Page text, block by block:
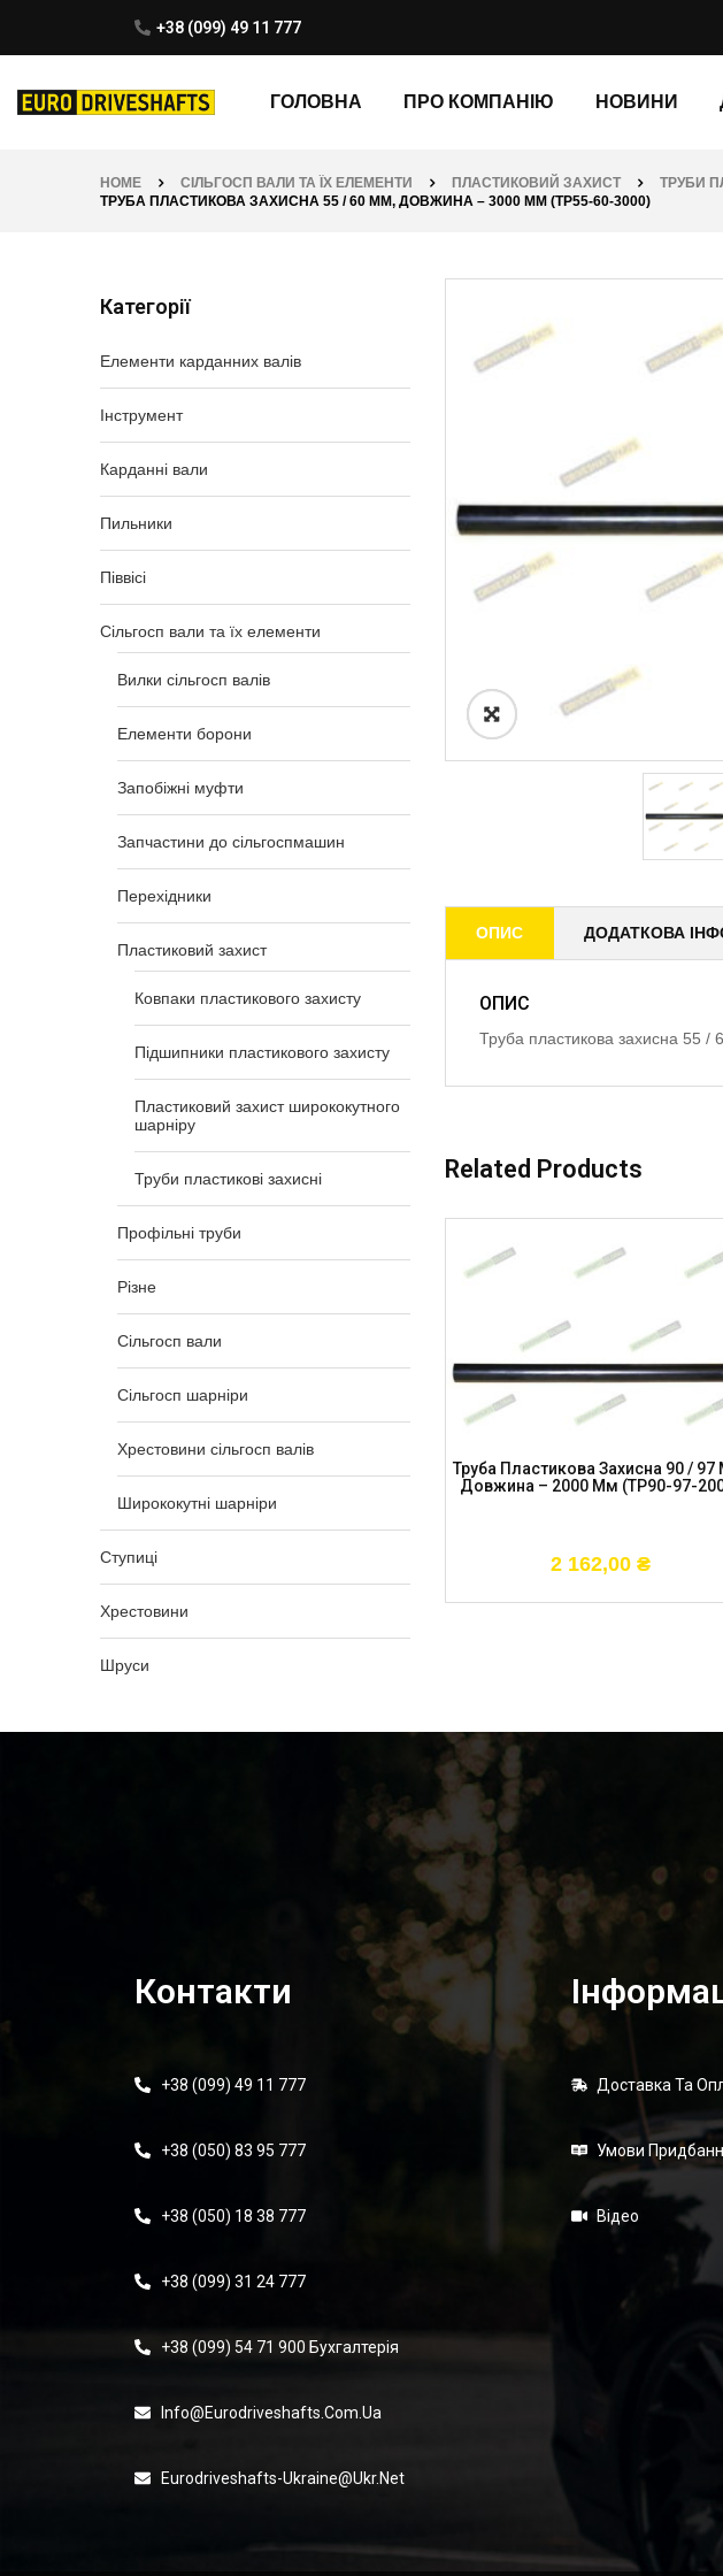
+38 (099) 49 11 777
ГОЛОВНА ПРО КОМПАНІЮ НОВИНИ
HOME СІЛЬГОСП ВАЛИ ТА ЇХ ЕЛЕМЕНТИ ПЛАСТИКОВИЙ ЗАХИСТ
ТРУБИ
ТРУБА ПЛАСТИКОВА ЗАХИСНА 55 / 60 ММ, ДОВЖИНА – 3000 ММ (TP55-60-3000)
Категорії
Елементи карданних валів
Інструмент
Карданні вали
Пильники
Піввісі
Сільгосп вали та їх елементи
Вилки сільгосп валів
Елементи борони
Запобіжні муфти
Запчастини до сільгоспмашин
Перехідники
Пластиковий захист
Ковпаки пластикового захисту
Підшипники пластикового захисту
Пластиковий захист ширококутного
шарніру
Труби пластикові захисні
Профільні труби
Різне
Сільгосп вали
Сільгосп шарніри
Хрестовини сільгосп валів
Ширококутні шарніри
Ступиці
Хрестовини
Шруси
ОПИС ДОДАТКОВА
ОПИС
Труба пластикова захисна 55
Related Products
Труба Пластикова Захисна 90 /
Довжина – 2000 Мм (TP90-97-
2 162,00 ₴
Контакти
+38 (099) 49 11 777
+38 (050) 83 95 777
+38 (050) 18 38 777
+38 (099) 31 24 777
+38 (099) 54 71 900 Бухгалтерія
Info@eurodriveshafts.com.ua
Eurodriveshafts-Ukraine@ukr.net
Доставка Та
Умови
Відео